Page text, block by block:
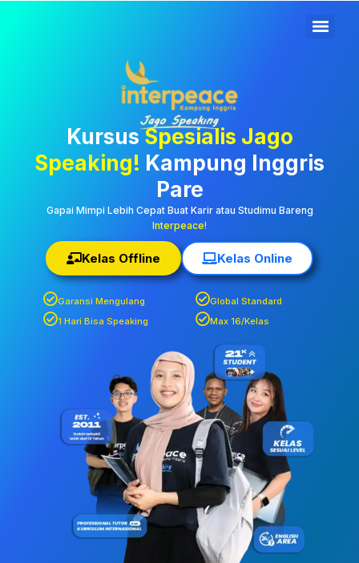
Kampung Inggris Pare
Terbaik, Biaya
Terjangkau, Asrama,
Paket Belajar Bahasa,
Liburan, Mau Jago
Speaking Daftar
Sekarang!
Metode pembelajaran yang efektif
Pengajar yang berpengalaman dan profesional
Fasilitas yang lengkap dan modern
Komunitas yang positif dan suportif
KursusSpesialis Jago
Speaking! Kampung Inggris
Pare
Gapai Mimpi Lebih Cepat Buat Karir atau Studimu Bareng
Interpeace!
Kelas Offline Kelas Online
Garansi Mengulang
Global Standard
1 Hari Bisa Speaking
Max 16/Kelas